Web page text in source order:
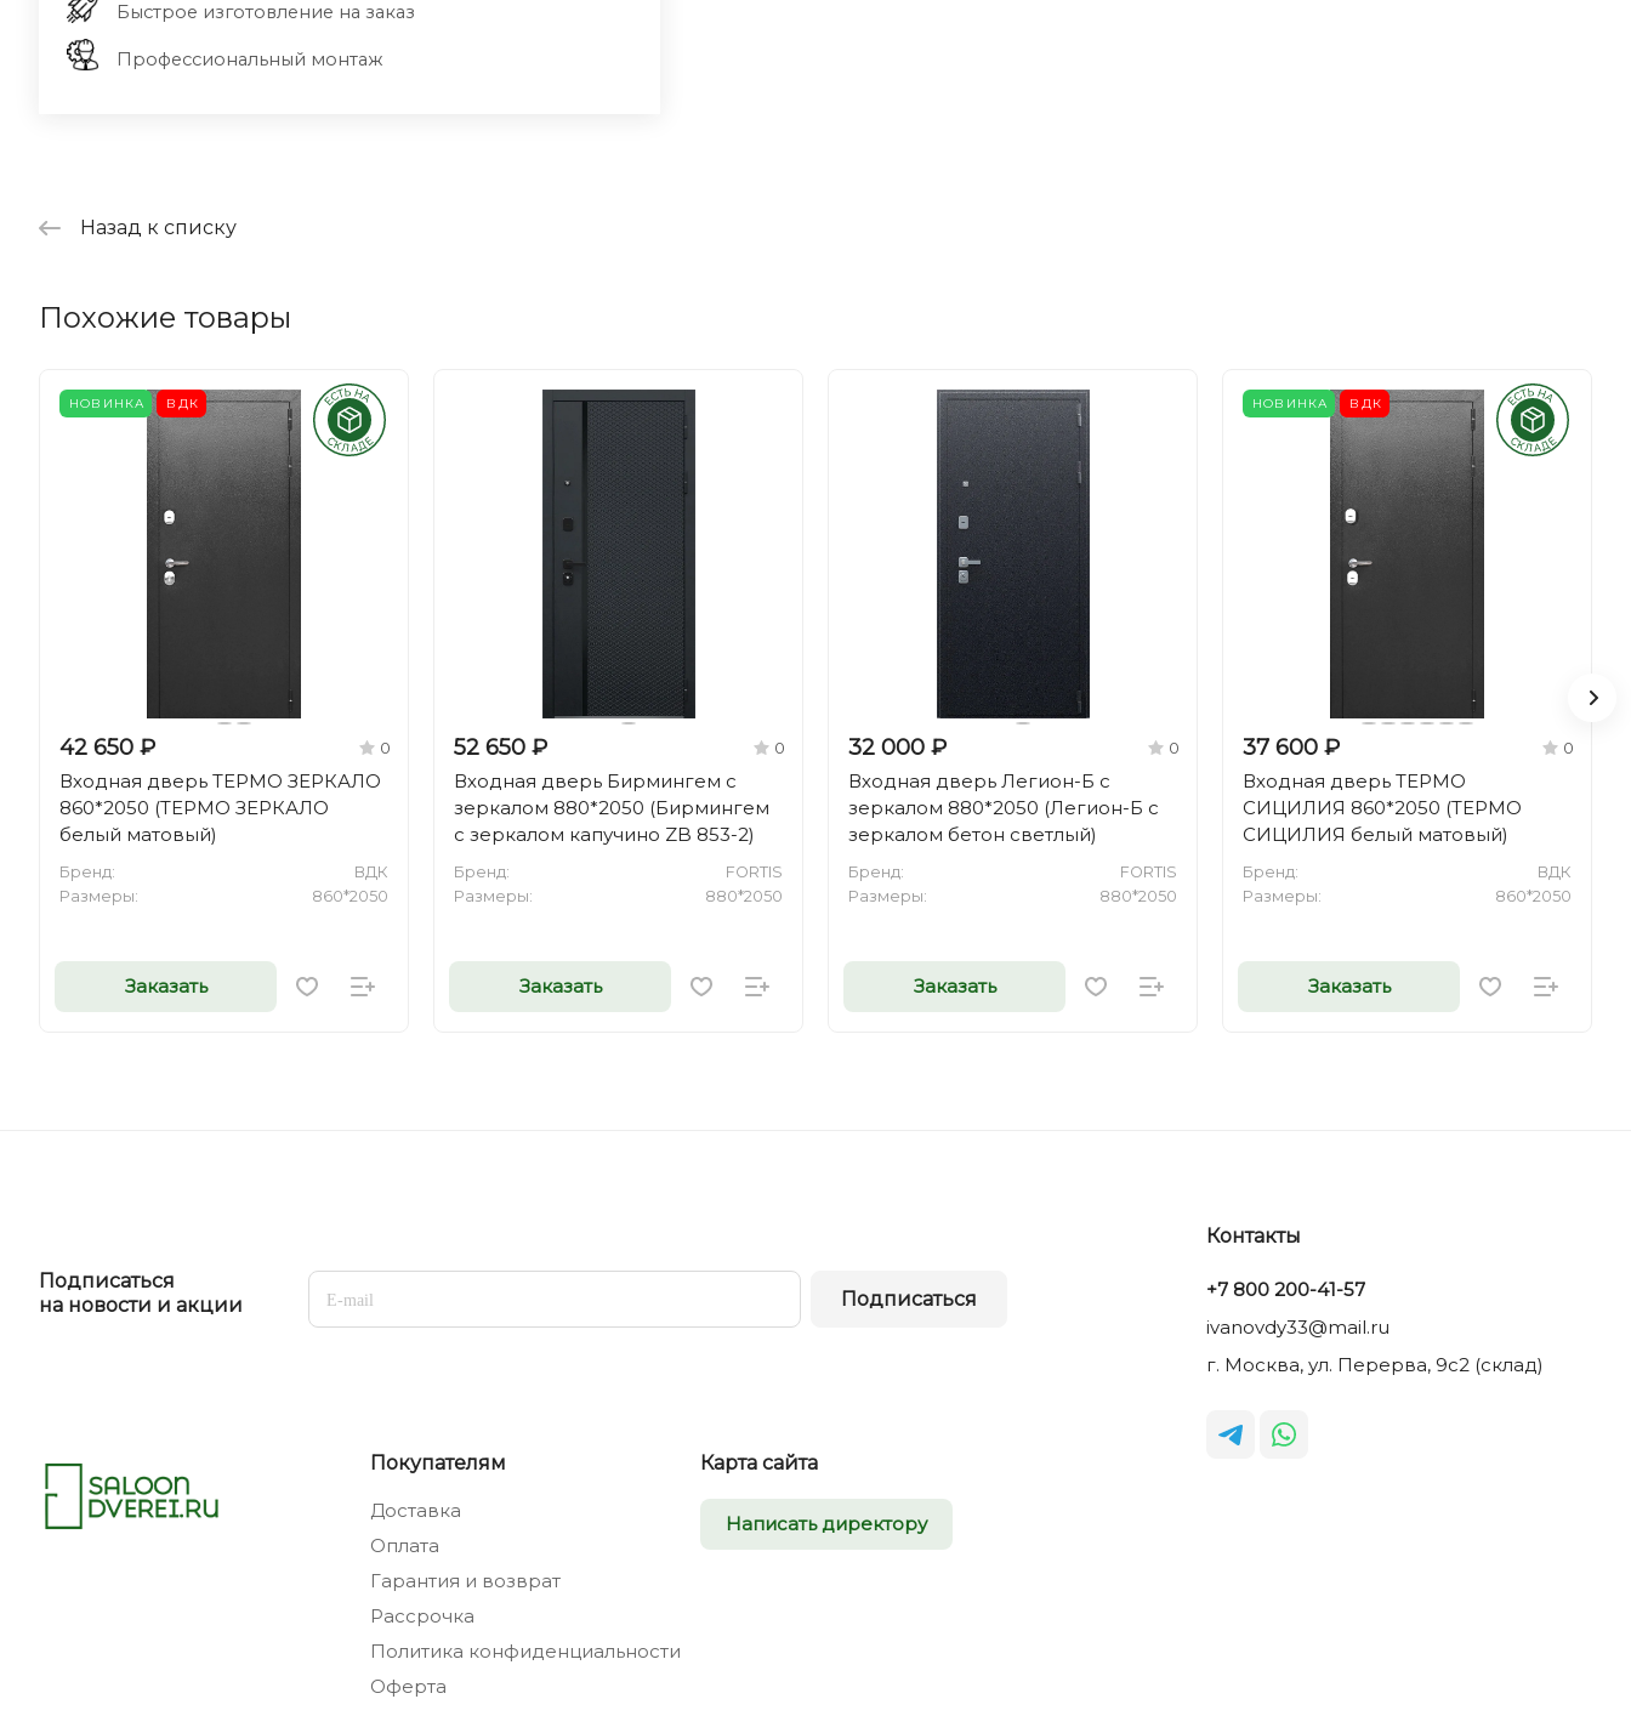
Быстрое изготовление на заказ
Профессиональный монтаж
Назад к списку
Похожие товары
НОВИНКА ВДК
42 650 ₽ 0
Входная дверь ТЕРМО ЗЕРКАЛО
860*2050 (ТЕРМО ЗЕРКАЛО
белый матовый)
Бренд:
ВДК
Размеры:
860*2050
Заказать
52 650 ₽ 0
Входная дверь Бирмингем с
зеркалом 880*2050 (Бирмингем
с зеркалом капучино ZB 853-2)
Бренд:
FORTIS
Размеры:
880*2050
Заказать
32 000 ₽ 0
Входная дверь Легион-Б с
зеркалом 880*2050 (Легион-Б с
зеркалом бетон светлый)
Бренд:
FORTIS
Размеры:
880*2050
Заказать
НОВИНКА ВДК
37 600 ₽ 0
Входная дверь ТЕРМО
СИЦИЛИЯ 860*2050 (ТЕРМО
СИЦИЛИЯ белый матовый)
Бренд:
ВДК
Размеры:
860*2050
Заказать
Подписаться
на новости и акции
Подписаться
Покупателям
Доставка
Оплата
Гарантия и возврат
Рассрочка
Политика конфиденциальности
Оферта
Карта сайта
Написать директору
Контакты
+7 800 200-41-57
ivanovdy33@mail.ru
г. Москва, ул. Перерва, 9с2 (склад)